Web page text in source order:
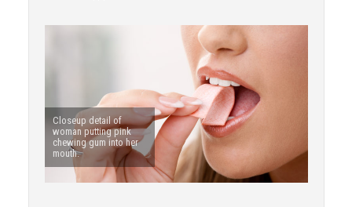
Closeup detail of
woman putting pink
chewing gum into her
mouth.